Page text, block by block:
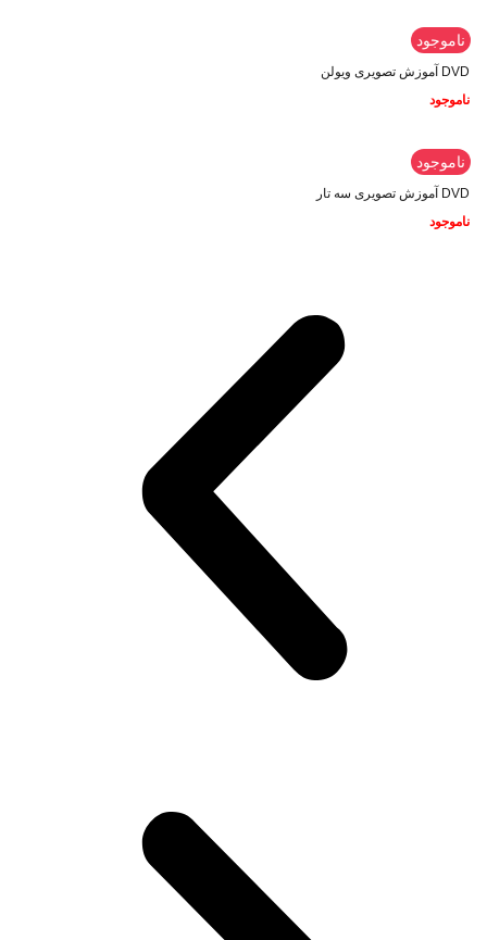
ناموجود
DVD آموزش تصویری ویولن
ناموجود
ناموجود
DVD آموزش تصویری سه تار
ناموجود